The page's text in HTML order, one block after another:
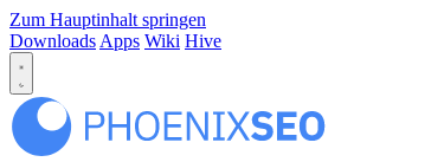
Zum Hauptinhalt springen
Downloads Apps Wiki Hive